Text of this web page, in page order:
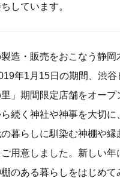
しています。
造・販売をおこなう静岡
年1月15日の期間、渋
」期間限定店舗をオープ
続く神社や神事を大切
暮らしに馴染む神棚や縁
用意しました。新しい年
のある暮らしをはじめて